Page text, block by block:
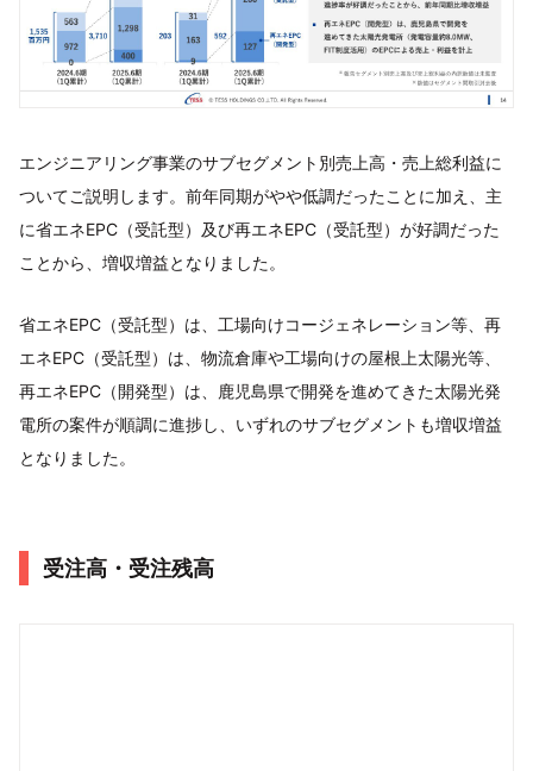
エンジニアリング事業のサブセグメント別売上高・売上総利益に
ついてご説明します。前年同期がやや低調だったことに加え、主
に省エネEPC（受託型）及び再エネEPC（受託型）が好調だった
ことから、増収増益となりました。
省エネEPC（受託型）は、工場向けコージェネレーション等、再
エネEPC（受託型）は、物流倉庫や工場向けの屋根上太陽光等、
再エネEPC（開発型）は、鹿児島県で開発を進めてきた太陽光発
電所の案件が順調に進捗し、いずれのサブセグメントも増収増益
となりました。
受注高・受注残高